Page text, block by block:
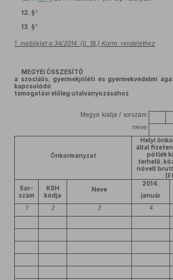
12. §2
13. §3
1. melléklet a 34/2014. (II. 18.) Korm. rendelethez
MEGYEI ÖSSZESÍTŐ
a szociális, gyermekjóléti és gyermekvédelmi
kapcsolódó
támogatási előleg utalványozásához
Megye kódja / sorszám:
neve:
Önkormányzat
Helyi
által
pótlék
terhelő,
növelt
Sor-
szám
KSH
kódja
Neve
2014.
január
1
2 3 4